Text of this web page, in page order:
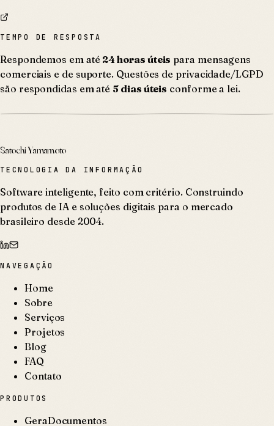
TEMPO DE RESPOSTA
Respondemos em até 24 horas úteis para mensagens
comerciais e de suporte. Questões de privacidade/LGPD
são respondidas em até 5 dias úteis conforme a lei.
Satochi Yamamoto
TECNOLOGIA DA INFORMAÇÃO
Software inteligente, feito com critério. Construindo
produtos de IA e soluções digitais para o mercado
brasileiro desde 2004.
NAVEGAÇÃO
Home
Sobre
Serviços
Projetos
Blog
FAQ
Contato
PRODUTOS
GeraDocumentos